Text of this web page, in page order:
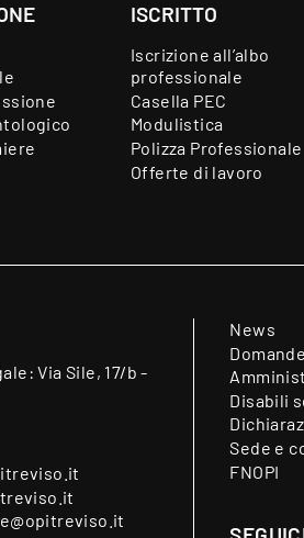
ISCRITTO
Iscrizione all’albo
professionale
Casella PEC
Modulistica
Polizza Professionale
Offerte di lavoro
Via Sile, 17/b -
News
Disabili
Sede e
FNOPI